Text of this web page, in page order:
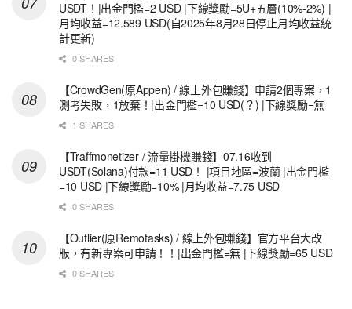
USDT！|出金門檻=2 USD |下線獎勵=5U+五層(10%-2%) |
月均收益=12.589 USD(自2025年8月28日停止月均收益統
計更新)
0 SHARES
【CrowdGen(原Appen) / 線上外包賺錢】申請2個專案，1
測考失敗，1放棄！|出金門檻=10 USD(？) |下線獎勵=無
1 SHARES
【Traffmonetizer / 流量掛機賺錢】07.16收到
USDT(Solana)付款=11 USD！ |項目地區=波蘭 |出金門檻
=10 USD |下線獎勵=10% |月均收益=7.75 USD
0 SHARES
【Outlier(原Remotasks) / 線上外包賺錢】官方平台大改
版，有新專案可申請！！|出金門檻=無 |下線獎勵=65 USD
0 SHARES